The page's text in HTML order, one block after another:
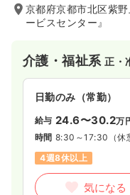
京都府京都市北区紫
ービスセンター』
介護・福祉系正・
日勤のみ（常勤）
給与 24.6〜30.2万
時間 8:30～17:30 （
4週8休以上
気になる